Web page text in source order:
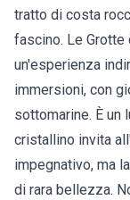
tratto di costa
fascino. Le
un'esperienza
immersioni, con
sottomarine. È un
cristallino invita
impegnativo, ma
di rara bellezza.